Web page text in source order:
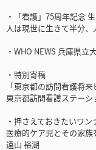
・「看護」75周年記念
人は現世に生きて半分
・WHO NEWS 兵庫県
・特別寄稿
「東京都の訪問看護将
東京都訪問看護ステー
・押さえておきたいワン
医療的ケア児とその家族
遠山 裕湖